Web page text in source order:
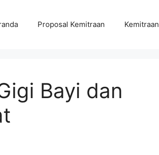
Proposal Kemitraan Kemitraan
Bayi dan